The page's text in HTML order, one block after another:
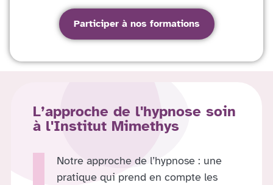
Participer à nos formations
L’approche de l'hypnose soin
à l'Institut Mimethys
Notre approche de l’hypnose : une
pratique qui prend en compte les